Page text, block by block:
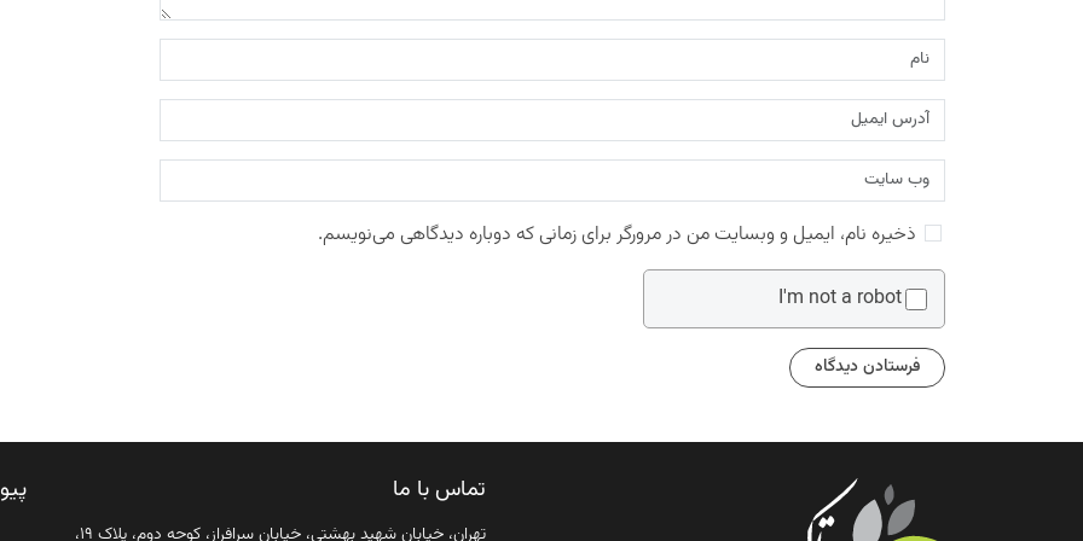
ذخیره نام، ایمیل و وبسایت من در مرورگر برای زمانی که دوباره دیدگاهی می‌نویسم.
I'm not a robot
تماس با ما
تهران، خیابان شهید بهشتی، خیابان سرافراز، کوچه دوم، پلاک ۱۹،